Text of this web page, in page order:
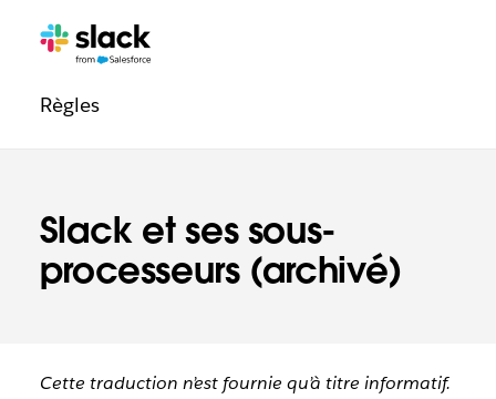
Slack et ses sous-
processeurs (archivé)
Navigation
légale
Pages
Règlessupplémentaires
Cette traduction n’est fournie qu’à titre informatif.